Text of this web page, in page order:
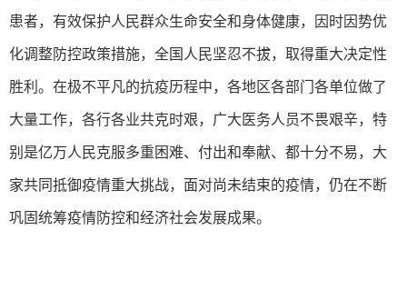
患者，有效保护人民群众生命安全和身体健康，因时因势优
化调整防控政策措施，全国人民坚忍不拔，取得重大决定性
胜利。在极不平凡的抗疫历程中，各地区各部门各单位做了
大量工作，各行各业共克时艰，广大医务人员不畏艰辛，特
别是亿万人民克服多重困难、付出和奉献、都十分不易，大
家共同抵御疫情重大挑战，面对尚未结束的疫情，仍在不断
巩固统筹疫情防控和经济社会发展成果。